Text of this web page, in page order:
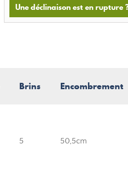
Une déclinaison est en rupture
Brins Encombrement
5 50,5cm